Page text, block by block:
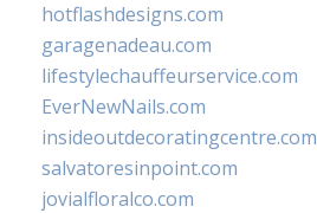
hotflashdesigns.com
garagenadeau.com
lifestylechauffeurservice.com
EverNewNails.com
insideoutdecoratingcentre.com
salvatoresinpoint.com
jovialfloralco.com